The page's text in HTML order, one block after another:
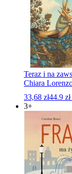
Teraz i na
Chiara
33,68 zł44.9 zł
3+